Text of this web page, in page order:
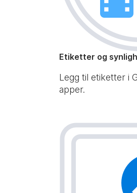
Etiketter og
Legg til etiketter i
apper.